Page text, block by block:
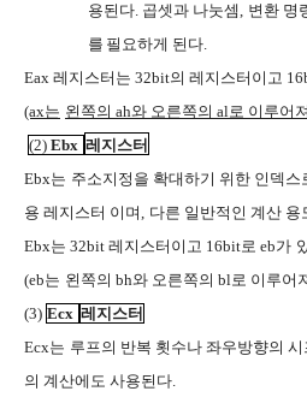
용된다. 곱셋과 나눗셈, 변환 명
를 필요하게 된다.
Eax 레지스터는 32bit의 레지스터이고
(ax는 왼쪽의 ah와 오른쪽의 al로 이루어
(2) Ebx 레지스터
Ebx는 주소지정을 확대하기 위한 인덱스
용 레지스터 이며, 다른 일반적인 계산 용
Ebx는 32bit 레지스터이고 16bit로 eb가
(eb는 왼쪽의 bh와 오른쪽의 bl로 이루어
(3) Ecx 레지스터
Ecx는 루프의 반복 횟수나 좌우방향의
의 계산에도 사용된다.